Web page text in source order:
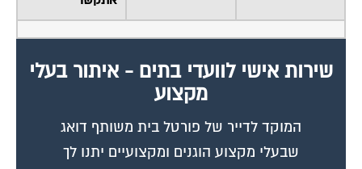
מקצוע
המוקד לדייר של פורטל בית משותף דואג
שבעלי מקצוע הוגנים ומקצועיים יתנו לך
שירות.